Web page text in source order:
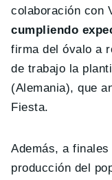
colaboración con
cumpliendo
firma del óvalo a
de trabajo la
(Alemania), que
Fiesta.
Además, a
producción del